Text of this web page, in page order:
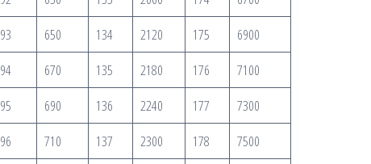
93 650 134 2120 175
6900
94 670 135 2180 176
7100
95 690 136 2240 177
7300
96 710 137 2300 178
7500